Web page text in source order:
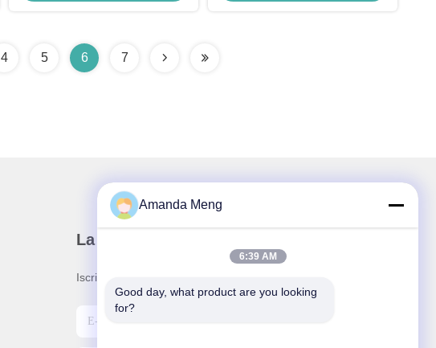
4 5 6 7
La nostra newsletter
Iscriviti alla nostra newsletter per sconti e altro.
Amanda Meng
6:39 AM
Good day, what product are you looking
for?